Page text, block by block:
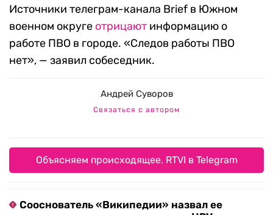
Источники телеграм-канала Brief в Южном
военном округе отрицают информацию о
работе ПВО в городе. «Следов работы ПВО
нет», — заявил собеседник.
Андрей Суворов
Связаться с автором
Объясняем происходящее. RTVI в Telegram
Сооснователь «Википедии» назвал ее